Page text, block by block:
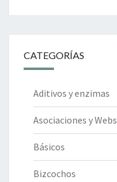
CATEGORÍAS
Aditivos y enzimas
Asociaciones y Webs
Básicos
Bizcochos